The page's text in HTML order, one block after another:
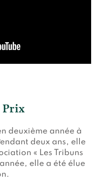
Prix
deuxième année à
deux ans, elle
« Les Tribuns
elle a été élue